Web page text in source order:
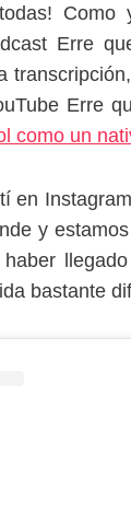
Erre
Erre
como un
en
y
bastante